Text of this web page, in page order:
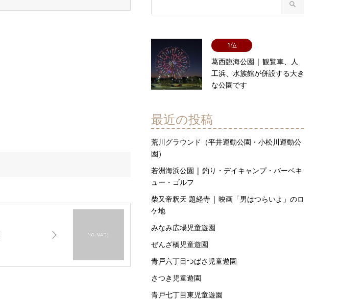
1位
葛西臨海公園 | 観覧車、人
工浜、水族館が併設する大き
な公園です
最近の投稿
荒川グラウンド（平井運動公園・小松川運動公
園）
若洲海浜公園 | 釣り・デイキャンプ・バーベキ
ュー・ゴルフ
柴又帝釈天 題経寺 | 映画「男はつらいよ」のロ
ケ地
みなみ広場児童遊園
ぜんざ橋児童遊園
青戸六丁目つばさ児童遊園
さつき児童遊園
青戸七丁目東児童遊園